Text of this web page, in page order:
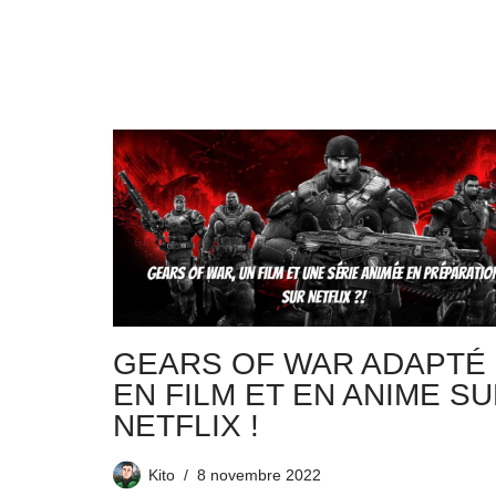
GEARS OF WAR ADAPTÉ
EN FILM ET EN ANIME
NETFLIX !
Kito 8 novembre 2022